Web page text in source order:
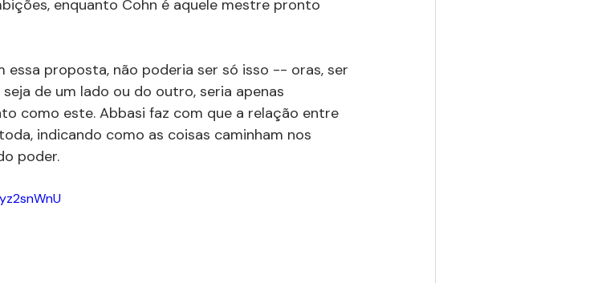
enquanto Cohn é aquele mestre pronto
essa proposta, não poderia ser só isso -- oras, ser
de um lado ou do outro, seria apenas
como este. Abbasi faz com que a relação entre
indicando como as coisas caminham nos
poder.